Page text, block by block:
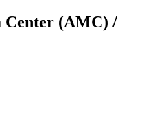
Center (AMC) /